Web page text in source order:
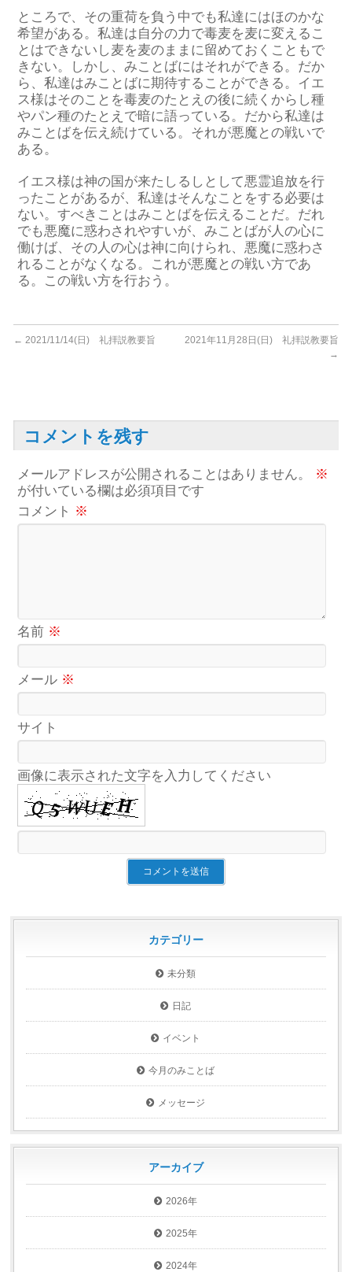
ところで、その重荷を負う中でも私達にはほのかな
希望がある。私達は自分の力で毒麦を麦に変えるこ
とはできないし麦を麦のままに留めておくこともで
きない。しかし、みことばにはそれができる。だか
ら、私達はみことばに期待することができる。イエ
ス様はそのことを毒麦のたとえの後に続くからし種
やパン種のたとえで暗に語っている。だから私達は
みことばを伝え続けている。それが悪魔との戦いで
ある。
イエス様は神の国が来たしるしとして悪霊追放を行
ったことがあるが、私達はそんなことをする必要は
ない。すべきことはみことばを伝えることだ。だれ
でも悪魔に惑わされやすいが、みことばが人の心に
働けば、その人の心は神に向けられ、悪魔に惑わさ
れることがなくなる。これが悪魔との戦い方であ
る。この戦い方を行おう。
← 2021/11/14(日) 礼拝説教要旨
2021年11月28日(日) 礼拝説教要旨
→
コメントを残す
メールアドレスが公開されることはありません。
※
が付いている欄は必須項目です
コメント ※
名前 ※
メール ※
サイト
画像に表示された文字を入力してください
カテゴリー
未分類
日記
イベント
今月のみことば
メッセージ
アーカイブ
2026年
2025年
2024年